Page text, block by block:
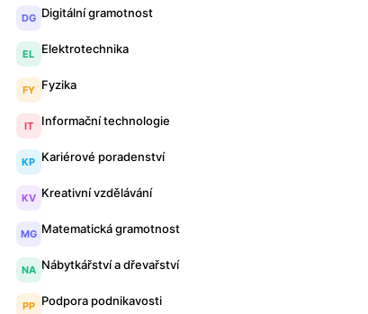
DG Digitální gramotnost
EL Elektrotechnika
FY Fyzika
IT Informační technologie
KP Kariérové poradenství
KV Kreativní vzdělávání
MG Matematická gramotnost
NA Nábytkářství a dřevařství
PP Podpora podnikavosti